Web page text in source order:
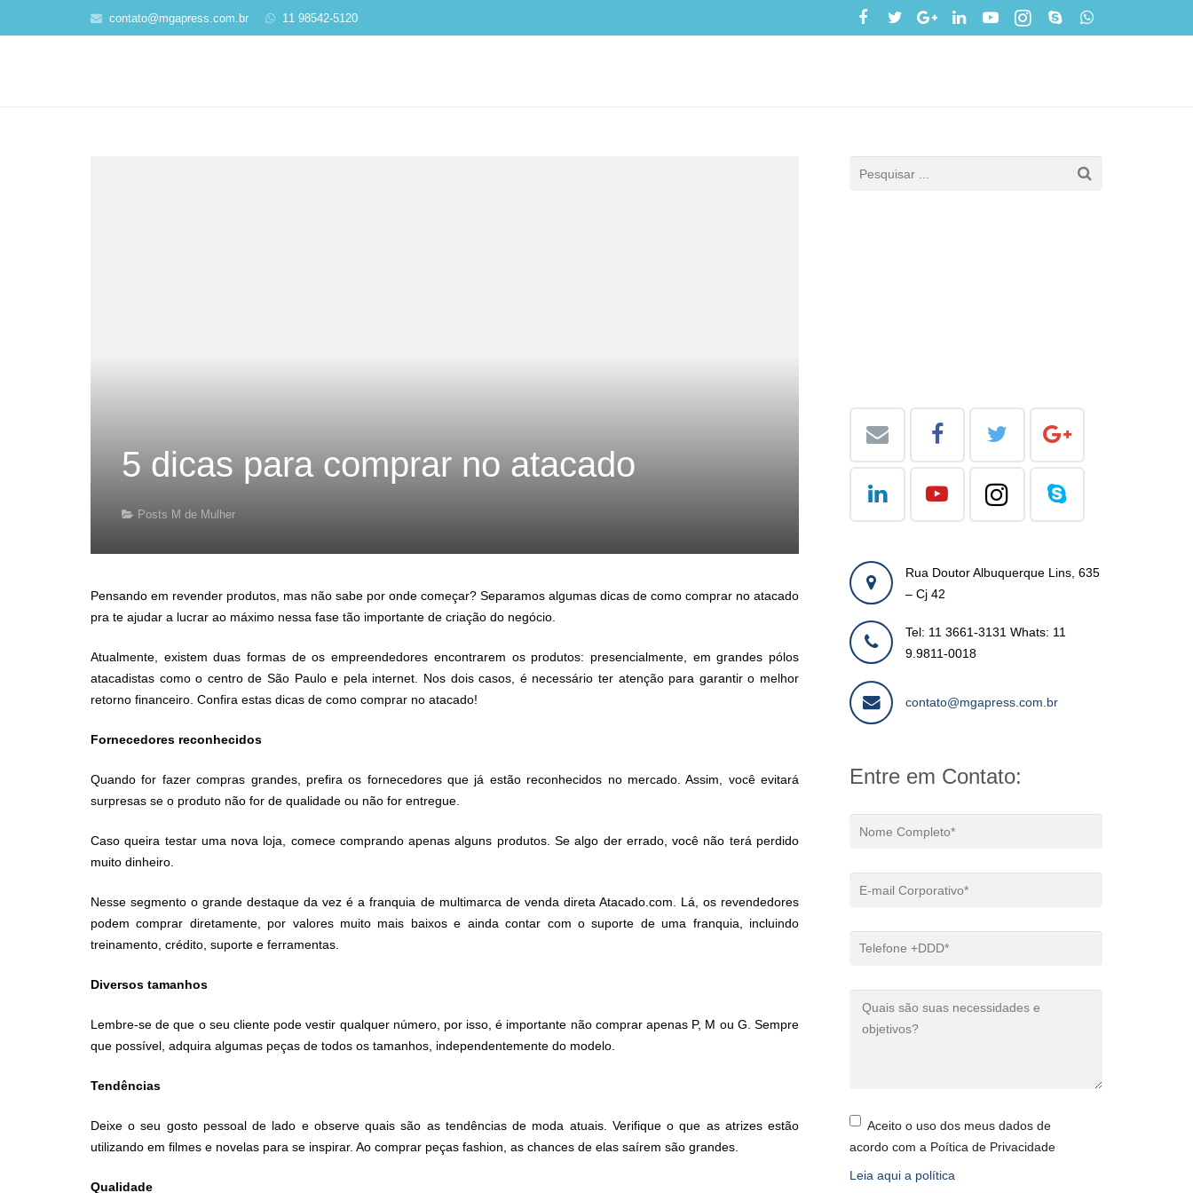
contato@mgapress.com.br 11 98542-5120
5 dicas para comprar no atacado
Posts M de Mulher
Pensando em revender produtos, mas não sabe por onde começar? Separamos algumas dicas de como comprar no atacado
pra te ajudar a lucrar ao máximo nessa fase tão importante de criação do negócio.
Atualmente, existem duas formas de os empreendedores encontrarem os produtos: presencialmente, em grandes pólos
atacadistas como o centro de São Paulo e pela internet. Nos dois casos, é necessário ter atenção para garantir o melhor
retorno financeiro. Confira estas dicas de como comprar no atacado!
Fornecedores reconhecidos
Quando for fazer compras grandes, prefira os fornecedores que já estão reconhecidos no mercado. Assim, você evitará
surpresas se o produto não for de qualidade ou não for entregue.
Caso queira testar uma nova loja, comece comprando apenas alguns produtos. Se algo der errado, você não terá perdido
muito dinheiro.
Nesse segmento o grande destaque da vez é a franquia de multimarca de venda direta Atacado.com. Lá, os revendedores
podem comprar diretamente, por valores muito mais baixos e ainda contar com o suporte de uma franquia, incluindo
treinamento, crédito, suporte e ferramentas.
Diversos tamanhos
Lembre-se de que o seu cliente pode vestir qualquer número, por isso, é importante não comprar apenas P, M ou G. Sempre
que possível, adquira algumas peças de todos os tamanhos, independentemente do modelo.
Tendências
Deixe o seu gosto pessoal de lado e observe quais são as tendências de moda atuais. Verifique o que as atrizes estão
utilizando em filmes e novelas para se inspirar. Ao comprar peças fashion, as chances de elas saírem são grandes.
Qualidade
Rua Doutor Albuquerque Lins, 635
– Cj 42
Tel: 11 3661-3131 Whats: 11
9.9811-0018
contato@mgapress.com.br
Entre em Contato:
Aceito o uso dos meus dados de
acordo com a Poítica de Privacidade
Leia aqui a política